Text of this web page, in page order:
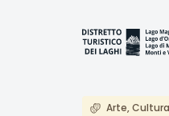
Arte,